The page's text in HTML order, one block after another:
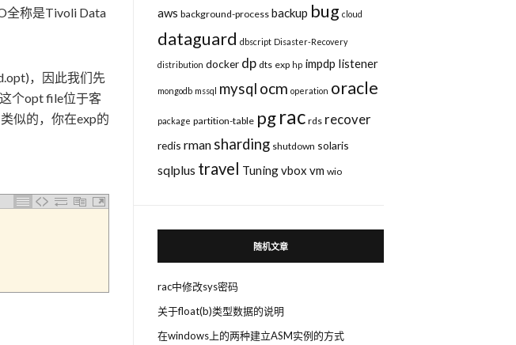
全称是Tivoli Data
，因此我们先
个opt file位于客
似的，你在exp的
aws background-process backup bug cloud
dataguard dbscript Disaster-Recovery
distribution docker dp dts exp hp impdp listener
mongodb mssql mysql ocm operation oracle
package partition-table pgrac rds recover
redis rman sharding shutdown solaris
sqlplus travel Tuningvbox vm wio
随机文章
rac中修改sys密码
关于float(b)类型数据的说明
在windows上的两种建立ASM实例的方式